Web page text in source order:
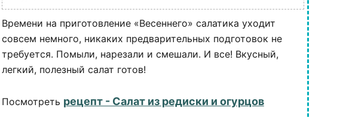
Времени на приготовление «Весеннего» салатика уходит
совсем немного, никаких предварительных подготовок не
требуется. Помыли, нарезали и смешали. И все! Вкусный,
легкий, полезный салат готов!
Посмотреть рецепт - Салат из редиски и огурцов